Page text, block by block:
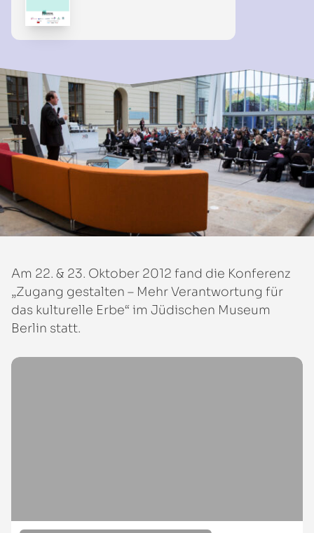
Am 22. & 23. Oktober 2012 fand die Konferenz
„Zugang gestalten – Mehr Verantwortung für
das kulturelle Erbe“ im Jüdischen Museum
Berlin statt.